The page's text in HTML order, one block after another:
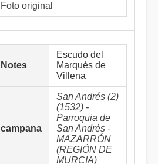
Foto original
Notes
Escudo del
Marqués de
Villena
campana
San Andrés (2)
(1532) -
Parroquia de
San Andrés -
MAZARRÓN
(REGIÓN DE
MURCIA)